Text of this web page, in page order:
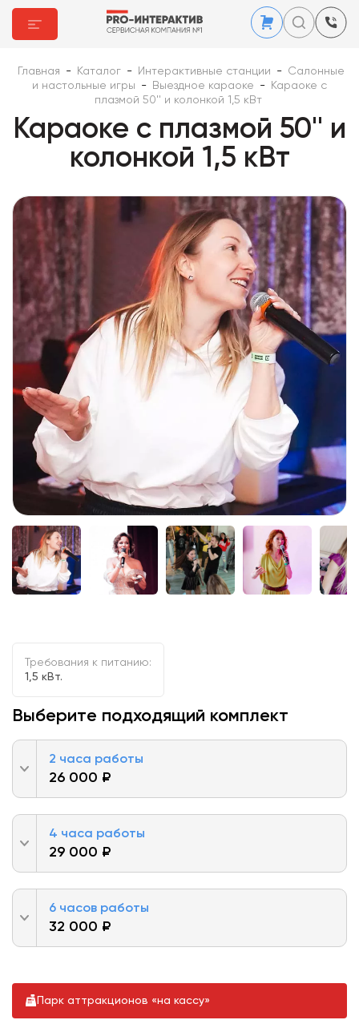
Главная - Каталог - Интерактивные станции -
Салонные
и настольные игры
- Выездное караоке -
Караоке с
плазмой 50'' и колонкой 1,5 кВт
Караоке с плазмой 50'' и
колонкой 1,5 кВт
Требования к питанию:
1,5 кВт.
Выберите подходящий комплект
2 часа работы
26 000 ₽
4 часа работы
29 000 ₽
6 часов работы
32 000 ₽
Парк аттракционов «на кассу»